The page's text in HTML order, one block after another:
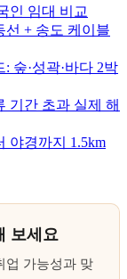
인 임대 비교
선 + 송도 케이블
숲·성곽·바다 2박
기간 초과 실제 해
야경까지 1.5km
보세요
업 가능성과 맞